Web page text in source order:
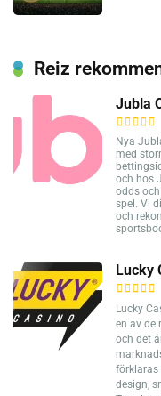
Reiz
Jubla
Nya
med
och hos
odds
spel. Vi
och
Lucky
Lucky
en av de
och det
förklaras
design,